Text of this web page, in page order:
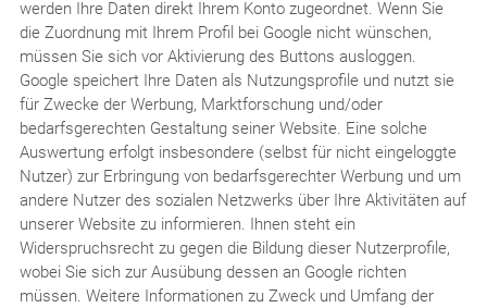
werden Ihre Daten direkt Ihrem Konto zugeordnet. Wenn Sie
die Zuordnung mit Ihrem Profil bei Google nicht wünschen,
müssen Sie sich vor Aktivierung des Buttons ausloggen.
Google speichert Ihre Daten als Nutzungsprofile und nutzt sie
für Zwecke der Werbung, Marktforschung und/oder
bedarfsgerechten Gestaltung seiner Website. Eine solche
Auswertung erfolgt insbesondere (selbst für nicht eingeloggte
Nutzer) zur Erbringung von bedarfsgerechter Werbung und um
andere Nutzer des sozialen Netzwerks über Ihre Aktivitäten auf
unserer Website zu informieren. Ihnen steht ein
Widerspruchsrecht zu gegen die Bildung dieser Nutzerprofile,
wobei Sie sich zur Ausübung dessen an Google richten
müssen. Weitere Informationen zu Zweck und Umfang der